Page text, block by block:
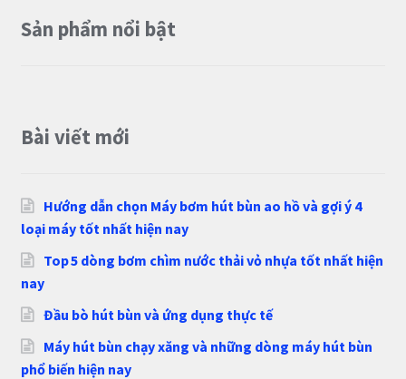
Sản phẩm nổi bật
Bài viết mới
Hướng dẫn chọn Máy bơm hút bùn ao hồ và gợi ý 4
loại máy tốt nhất hiện nay
Top 5 dòng bơm chìm nước thải vỏ nhựa tốt nhất hiện
nay
Đầu bò hút bùn và ứng dụng thực tế
Máy hút bùn chạy xăng và những dòng máy hút bùn
phổ biến hiện nay